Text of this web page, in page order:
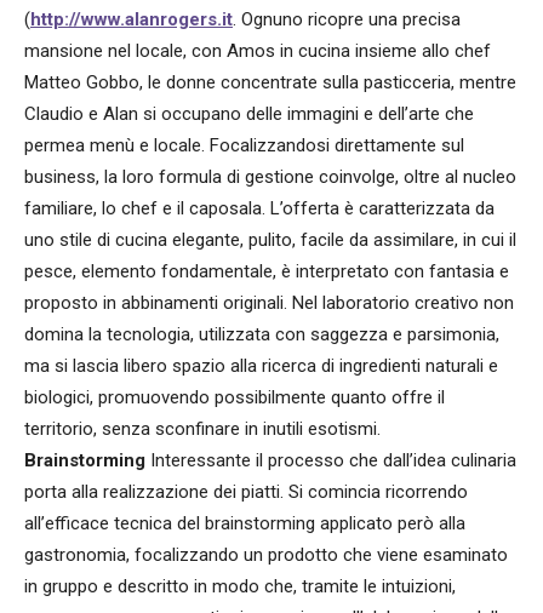
(http://www.alanrogers.it. Ognuno ricopre una precisa
mansione nel locale, con Amos in cucina insieme allo chef
Matteo Gobbo, le donne concentrate sulla pasticceria, mentre
Claudio e Alan si occupano delle immagini e dell’arte che
permea menù e locale. Focalizzandosi direttamente sul
business, la loro formula di gestione coinvolge, oltre al nucleo
familiare, lo chef e il caposala. L’offerta è caratterizzata da
uno stile di cucina elegante, pulito, facile da assimilare, in cui il
pesce, elemento fondamentale, è interpretato con fantasia e
proposto in abbinamenti originali. Nel laboratorio creativo non
domina la tecnologia, utilizzata con saggezza e parsimonia,
ma si lascia libero spazio alla ricerca di ingredienti naturali e
biologici, promuovendo possibilmente quanto offre il
territorio, senza sconfinare in inutili esotismi.
Brainstorming Interessante il processo che dall’idea culinaria
porta alla realizzazione dei piatti. Si comincia ricorrendo
all’efficace tecnica del brainstorming applicato però alla
gastronomia, focalizzando un prodotto che viene esaminato
in gruppo e descritto in modo che, tramite le intuizioni,